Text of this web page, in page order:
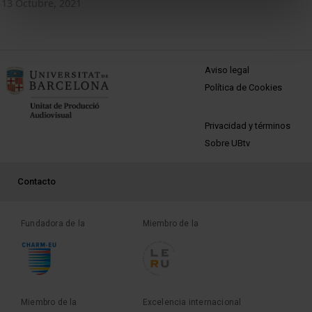
MENÚ PEU 1
Aviso legal
Política de Cookies
PEU 2
Privacidad y términos
Sobre UBtv
PEU 3
Contacto
Fundadora de la Miembro de la
Miembro de la Excelencia internacional